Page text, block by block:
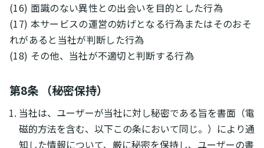
(16) 面識のない異性との出会いを目的とした行為
(17) 本サービスの運営の妨げとなる行為またはそのおそ
れがあると当社が判断した行為
(18) その他、当社が不適切と判断する行為
第8条 （秘密保持）
当社は、ユーザーが当社に対し秘密である旨を書面（電
磁的方法を含む、以下この条において同じ。）により通
知した情報について、厳に秘密を保持し、ユーザーの書